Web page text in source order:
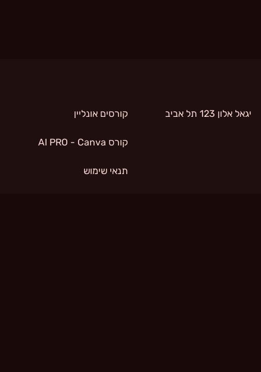
יגאל אלון 123 תל אביב קורסים אונליין
קורס AI PRO - Canva
תנאי שימוש